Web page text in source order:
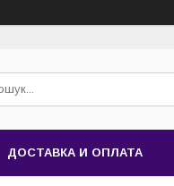
ДОСТАВКА И ОПЛАТА